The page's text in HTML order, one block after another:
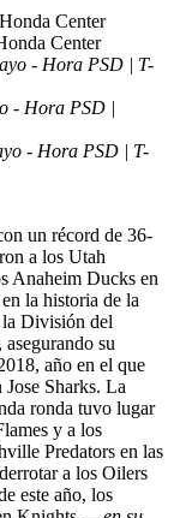
Center
Center
- Hora PSD | T-
- Hora PSD |
- Hora PSD | T-
un récord de 36-
a los Utah
Anaheim Ducks en
la historia de la
División del
su
año en el que
Sharks. La
ronda tuvo lugar
y a los
Predators en las
a los Oilers
este año, los